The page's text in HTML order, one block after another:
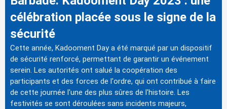
célébration placée sous le signe de la
sécurité
Cette année, Kadooment Day a été marqué par un dispositif
de sécurité renforcé, permettant de garantir un événement
serein. Les autorités ont salué la coopération des
participants et des forces de l'ordre, qui ont contribué à faire
de cette journée l'une des plus sûres de l'histoire. Les
festivités se sont déroulées sans incidents majeurs,